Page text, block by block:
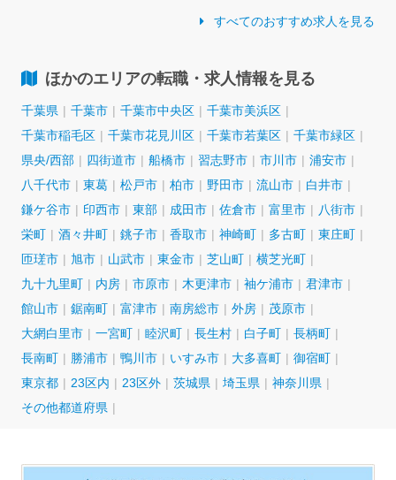
すべてのおすすめ求人を見る
ほかのエリアの転職・求人情報を見る
千葉県 千葉市 千葉市中央区
千葉市美浜区
千葉市稲毛区
千葉市花見川区 千葉市若葉区
千葉市緑区
県央/西部
四街道市 船橋市 習志野市 市川市
浦安市
八千代市
東葛 松戸市 柏市 野田市 流山市
白井市
鎌ケ谷市
印西市 東部 成田市 佐倉市 富里市
八街市
栄町
酒々井町 銚子市 香取市 神崎町 多古町
東庄町
匝瑳市
旭市 山武市 東金市 芝山町
横芝光町
九十九里町
内房 市原市 木更津市 袖ケ浦市
君津市
館山市
鋸南町 富津市 南房総市 外房
茂原市
大網白里市
一宮町 睦沢町 長生村 白子町
長柄町
長南町
勝浦市 鴨川市 いすみ市 大多喜町
御宿町
東京都
23区内 23区外 茨城県 埼玉県
神奈川県
その他都道府県